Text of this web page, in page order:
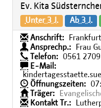
Ev. Kita
Unter 3 J. Ab 3 J.
Anschrift:
Ansprechp.:
Frau
Telefon:
0561
E-Mail:
Öffnungszeiten:
Träger:
Kontakt Tr.: